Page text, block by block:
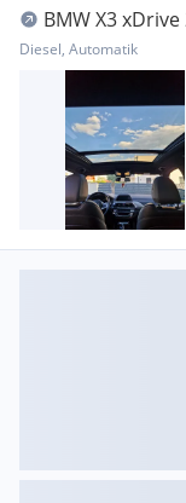
BMW X3
Up
Diesel, Automatik